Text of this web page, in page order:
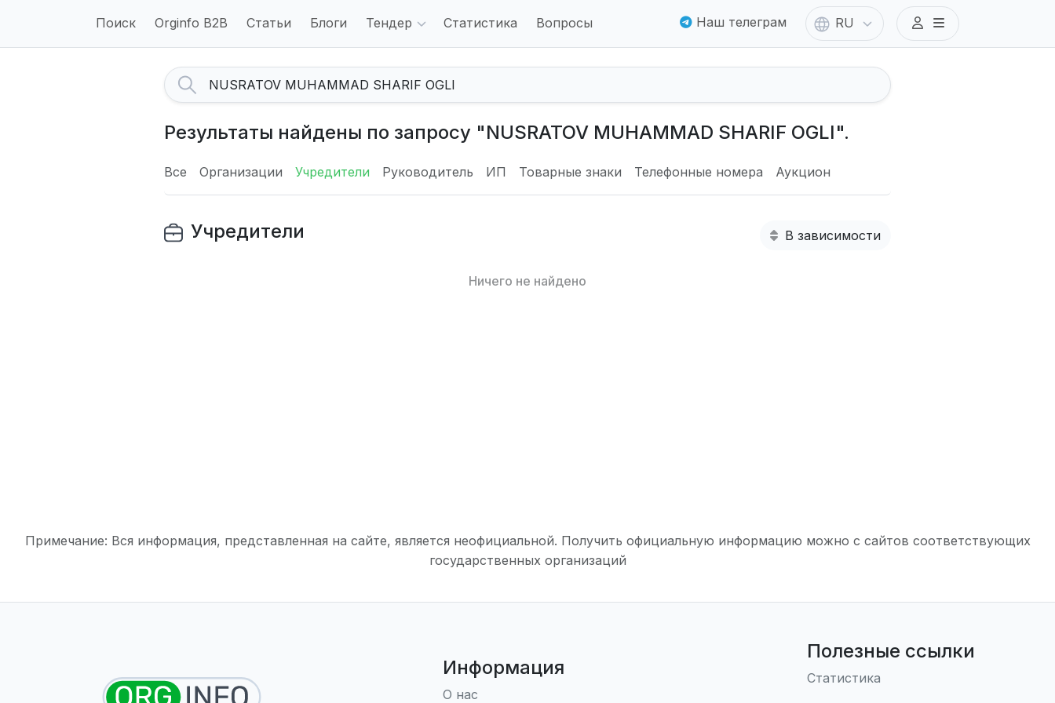
Поиск Orginfo B2B Статьи Блоги Тендер Статистика Вопросы Наш телеграм RU
Результаты найдены по запросу "NUSRATOV MUHAMMAD SHARIF OGLI".
Все Организации Учредители Руководитель ИП Товарные знаки Телефонные номера Аукцион
Учредители В зависимости
Ничего не найдено
Примечание: Вся информация, представленная на сайте, является неофициальной. Получить официальную информацию можно с сайтов соответствующих
государственных организаций
Информация
О нас
Полезные ссылки
Статистика